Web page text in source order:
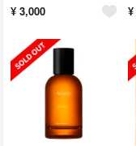
¥ 3,000 ¥